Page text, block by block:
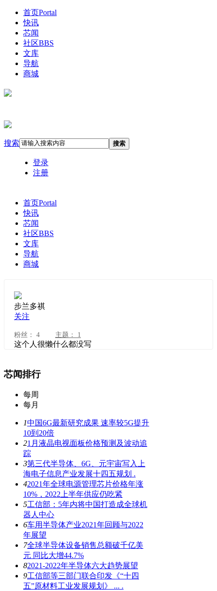
首页Portal
快讯
芯闻
社区BBS
文库
导航
商城
搜索 搜索
登录
注册
首页Portal
快讯
芯闻
社区BBS
文库
导航
商城
步兰多祺
关注
粉丝： 4 主题： 1
这个人很懒什么都没写
芯闻排行
每周
每月
1中国6G最新研究成果 速率较5G提升
10到20倍
21月液晶电视面板价格预测及波动追
踪
3第三代半导体、6G、元宇宙写入上
海电子信息产业发展十四五规划 .
42021年全球电源管理芯片价格年涨
10%，2022上半年供应仍吃紧
5工信部：5年内将中国打造成全球机
器人中心
6车用半导体产业2021年回顾与2022
年展望
7全球半导体设备销售总额破千亿美
元 同比大增44.7%
82021-2022年半导体六大趋势展望
9工信部等三部门联合印发《“十四
五”原材料工业发展规划》 ... .